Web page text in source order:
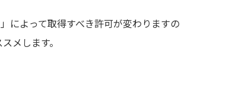
によって取得すべき許可が変わりますの
メします。